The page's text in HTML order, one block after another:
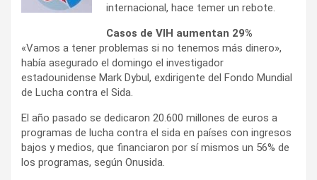
internacional, hace temer un rebote.
Casos de VIH aumentan 29%
«Vamos a tener problemas si no tenemos más dinero»,
había asegurado el domingo el investigador
estadounidense Mark Dybul, exdirigente del Fondo Mundial
de Lucha contra el Sida.
El año pasado se dedicaron 20.600 millones de euros a
programas de lucha contra el sida en países con ingresos
bajos y medios, que financiaron por sí mismos un 56% de
los programas, según Onusida.